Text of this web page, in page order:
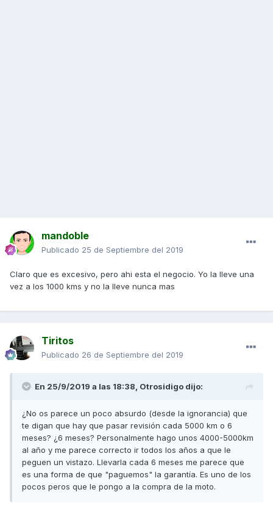
mandoble
Publicado 25 de Septiembre del 2019
Claro que es excesivo, pero ahi esta el negocio. Yo la lleve una
vez a los 1000 kms y no la lleve nunca mas
Tiritos
Publicado 26 de Septiembre del 2019
En 25/9/2019 a las 18:38, Otrosidigo dijo:
¿No os parece un poco absurdo (desde la ignorancia) que
te digan que hay que pasar revisión cada 5000 km o 6
meses? ¿6 meses? Personalmente hago unos 4000-5000km
al año y me parece correcto ir todos los años a que le
peguen un vistazo. Llevarla cada 6 meses me parece que
es una forma de que "paguemos" la garantía. Es uno de los
pocos peros que le pongo a la compra de la moto.